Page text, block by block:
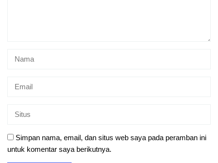
Simpan nama, email, dan situs web saya pada peramban ini
untuk komentar saya berikutnya.